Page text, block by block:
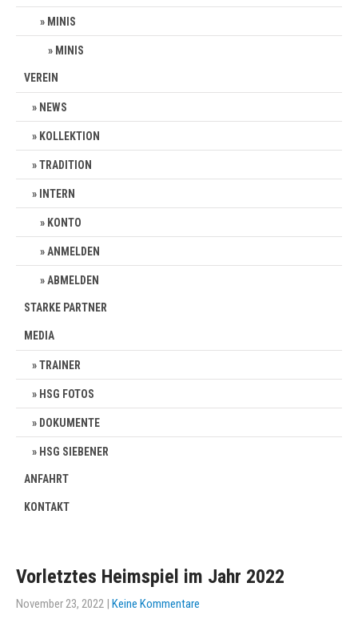
MINIS
MINIS
VEREIN
NEWS
KOLLEKTION
TRADITION
INTERN
KONTO
ANMELDEN
ABMELDEN
STARKE PARTNER
MEDIA
TRAINER
HSG FOTOS
DOKUMENTE
HSG SIEBENER
ANFAHRT
KONTAKT
Vorletztes Heimspiel im Jahr 2022
November 23, 2022 | Keine Kommentare